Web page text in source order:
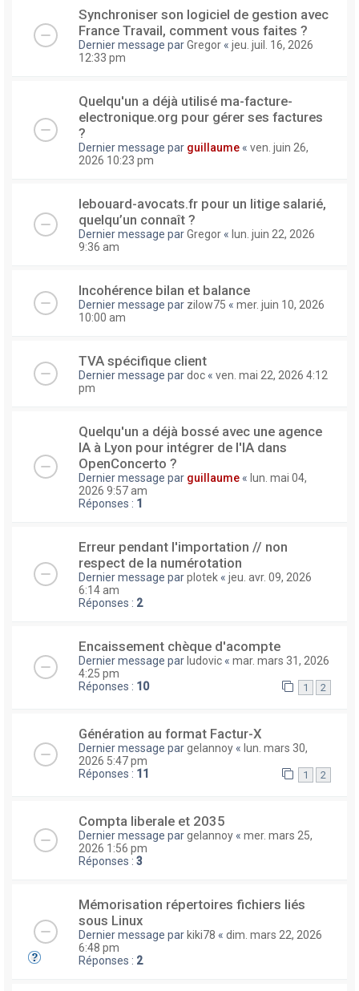
Synchroniser son logiciel de gestion avec
France Travail, comment vous faites ?
Dernier message parGregor « jeu. juil. 16, 2026
12:33 pm
Quelqu'un a déjà utilisé ma-facture-
electronique.org pour gérer ses factures
?
Dernier message par guillaume « ven. juin 26,
2026 10:23 pm
lebouard-avocats.fr pour un litige salarié,
quelqu’un connaît ?
Dernier message parGregor « lun. juin 22, 2026
9:36 am
Incohérence bilan et balance
Dernier message par zilow75 « mer. juin 10, 2026
10:00 am
TVA spécifique client
Dernier message pardoc « ven. mai 22, 2026 4:12
pm
Quelqu'un a déjà bossé avec une agence
IA à Lyon pour intégrer de l'IA dans
OpenConcerto ?
Dernier message par guillaume « lun. mai 04,
2026 9:57 am
Réponses : 1
Erreur pendant l'importation // non
respect de la numérotation
Dernier message parplotek « jeu. avr. 09, 2026
6:14 am
Réponses : 2
Encaissement chèque d'acompte
Dernier message par ludovic « mar. mars 31, 2026
4:25 pm
Réponses : 10 1 2
Génération au format Factur-X
Dernier message pargelannoy « lun. mars 30,
2026 5:47 pm
Réponses : 11 1 2
Compta liberale et 2035
Dernier message pargelannoy « mer. mars 25,
2026 1:56 pm
Réponses : 3
Mémorisation répertoires fichiers liés
sous Linux
Dernier message par kiki78 « dim. mars 22, 2026
6:48 pm
Réponses : 2